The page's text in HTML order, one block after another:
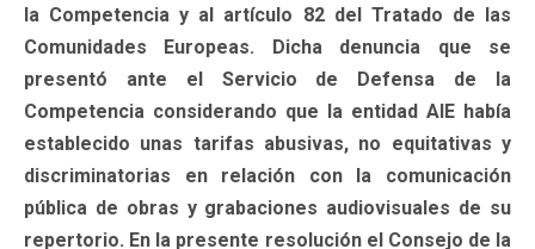
la Competencia y al artículo 82 del Tratado de las
Comunidades Europeas. Dicha denuncia que se
presentó ante el Servicio de Defensa de la
Competencia considerando que la entidad AIE había
establecido unas tarifas abusivas, no equitativas y
discriminatorias en relación con la comunicación
pública de obras y grabaciones audiovisuales de su
repertorio. En la presente resolución el Consejo de la